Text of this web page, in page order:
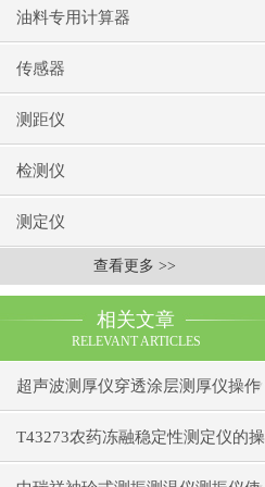
油料专用计算器
传感器
测距仪
检测仪
测定仪
查看更多 >>
相关文章
RELEVANT ARTICLES
超声波测厚仪穿透涂层测厚仪操作
前准备操作步骤
T43273农药冻融稳定性测定仪的操